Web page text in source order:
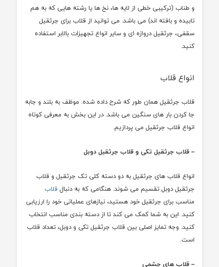
و طناب (ترکیبی خطی از لایه ها، نخ ها یا رشته هایی که به هم
تابیده و بافته اند) می باشد. می توانید از قلاب برای جرثقیل
سقفی، جرثقیل دروازه ای و سایر انواع تجهیزات بالابر استفاده
کنید.
انواع قلاب
قلاب جرثقیل همان طور که شرح داده شده. موظف به بلند و جابه
جا کردن بار های سنگین می باشد. در این بخش به معرفی کوتاه
انواع قلاب جرثقیل می پردازیم.
– قلاب جرثقیل تکی و قلاب جرثقیل دوبل
انواع قلاب های جرثقیل به دو دسته کلی تک جرثقیل و قلاب
جرثقیل دوبل تقسیم می شوند. هنگامی که به دنبال قلاب
مناسب برای جرثقیل خود هستید، نیازهای عملیاتی خود را ارزیابی
کنید. این به شما کمک می کند تا از دسته بندی مناسب انتخاب
کنید. وجه تمایز اصلی بین قلاب جرثقیل تکی و دوبل، تعداد قلاب
است.
– قلاب های چشمی